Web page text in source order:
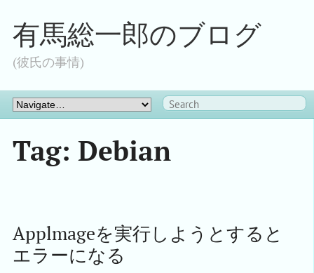
有馬総一郎のブログ
(彼氏の事情)
Tag: Debian
Applmageを実行しようとすると
エラーになる